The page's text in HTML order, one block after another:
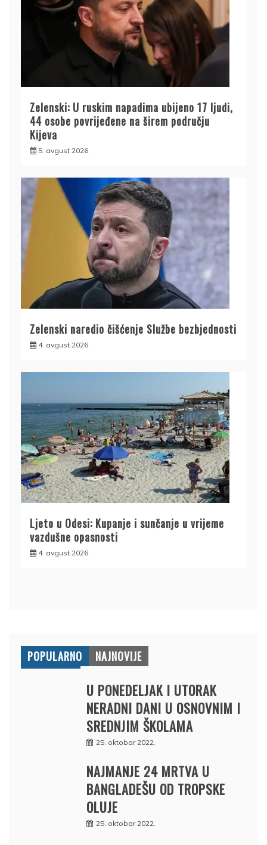
Zelenski: U ruskim napadima ubijeno 17 ljudi,
44 osobe povrijeđene na širem području
Kijeva
5. avgust 2026.
Zelenski naredio čišćenje Službe bezbjednosti
4. avgust 2026.
Ljeto u Odesi: Kupanje i sunčanje u vrijeme
vazdušne opasnosti
4. avgust 2026.
POPULARNO NAJNOVIJE
U PONEDELJAK I UTORAK
NERADNI DANI U OSNOVNIM I
SREDNJIM ŠKOLAMA
25. oktobar 2022.
NAJMANJE 24 MRTVA U
BANGLADEŠU OD TROPSKE
OLUJE
25. oktobar 2022.